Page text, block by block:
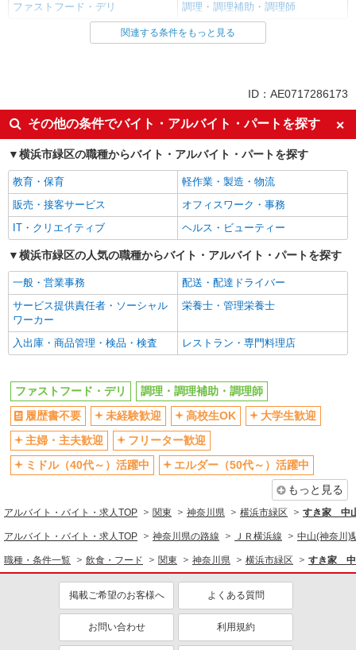
ファストフード・デリ 調理・調理補助・調理師
同じ雇用形態から中山(神奈川)駅の求人を探す
履歴書不要
未経験歓迎
高校生OK
大学生歓迎
主婦・主夫歓迎
フリーター歓迎
ミドル（40代～）活躍中
エルダー（50代～）活躍中
シニア（60代～）活躍中
週2～3日勤務OK
短時間勤務（1日4h以内）OK
深夜
扶養内勤務OK
交通費支給
社会保険あり
まかない・食事補助
社割・特典あり
制服貸与
研修制度あり
同じ職種から求人を探す
飲食・フード
ファストフード・デリ
調理・調理補助・調理師
同じ特徴から求人を探す
未経験歓迎
高校生OK
ミドル（40代～）活躍中
短時間勤務（1日4h以内）OK
まかない・食事補助
社員登用あり
関連する条件をもっと見る
ID：AE0717286173
その他の条件でバイト・アルバイト・パートを探す
横浜市緑区の職種からバイト・アルバイト・パートを探す
教育・保育
軽作業・製造・物流
販売・接客サービス
オフィスワーク・事務
IT・クリエイティブ
ヘルス・ビューティー
横浜市緑区の人気の職種からバイト・アルバイト・パートを探す
一般・営業事務
配送・配達ドライバー
サービス提供責任者・ソーシャル
ワーカー
栄養士・管理栄養士
入出庫・商品管理・検品・検査 レストラン・専門料理店
ファストフード・デリ
調理・調理補助・調理師
履歴書不要
未経験歓迎 高校生OK
大学生歓迎
主婦・主夫歓迎
フリーター歓迎
ミドル（40代～）活躍中
エルダー（50代～）活躍中
もっと見る
アルバイト・バイト・求人TOP 関東 神奈川県 横浜市緑区 すき家 中
アルバイト・バイト・求人TOP 神奈川県の路線 ＪＲ横浜線 中山(神奈川)
職種・条件一覧 飲食・フード 関東 神奈川県 横浜市緑区 すき家 中
掲載ご希望のお客様へ よくある質問
お問い合わせ 利用規約